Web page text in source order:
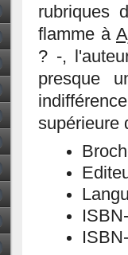
rubriques
flamme à
? -,
presque
supérieure